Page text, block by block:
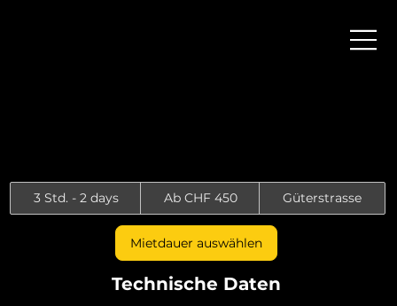
3 Std. - 2 days3
S
t
.
-
Franken
Ab CHF 450 Güterstrasse
Mietdauer auswählen
Technische Daten